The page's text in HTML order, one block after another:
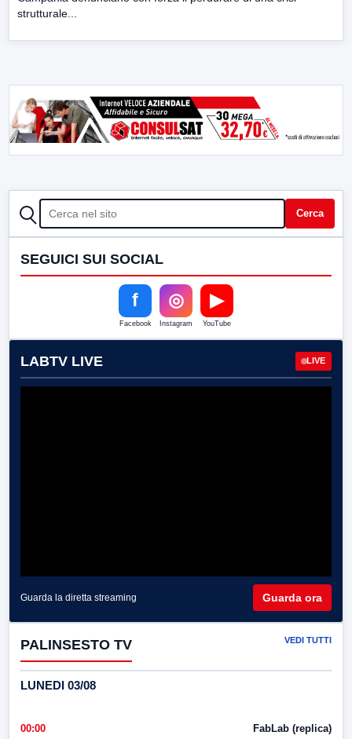
strutturale...
CERCA Cerca
SEGUICI SUI SOCIAL
f
Facebook
◎
Instagram
▶
YouTube
LABTV LIVE LIVE
Guarda la diretta streaming Guarda ora
PALINSESTO TV VEDI TUTTI
LUNEDI 03/08
00:00 FabLab (replica)